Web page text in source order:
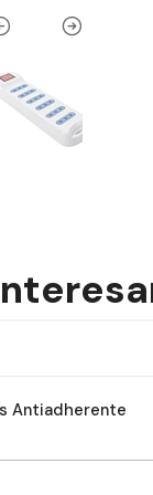
Antiadherente